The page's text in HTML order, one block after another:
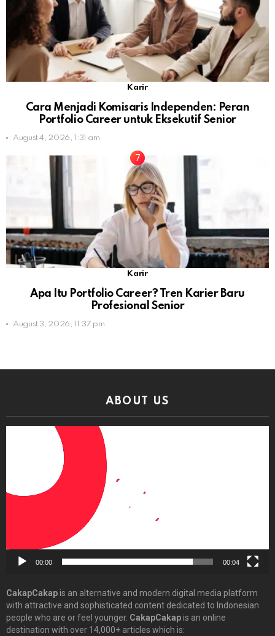
Karir
Cara Menjadi Komisaris Independen: Peran
Portfolio Career untuk Eksekutif Senior
August 4, 2026, 1:31 am
Karir
Apa Itu Portfolio Career? Tren Karier Baru
Profesional Senior
August 3, 2026, 11:37 pm
ABOUT US
00:00 00:04
CakapCakapis an alternative and modern digital media platform
with attractive and sophisticated content dedicated to Indonesian
people who are or feel younger. CakapCakapis an online
destination with over 14,000+ articles which is: